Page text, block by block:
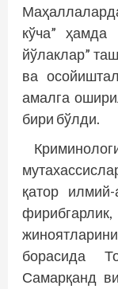
кўча” ҳамда
йўлаклар”
ва
амалга
бири бўлди.
қатор
борасида
Самарқанд